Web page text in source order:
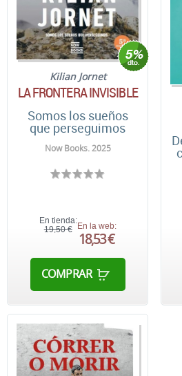
Kilian Jornet
LA FRONTERA INVISIBLE
Somos los sueños
que perseguimos
Now Books. 2025
En tienda:
19,50 € En la web:
18,53 €
COMPRAR